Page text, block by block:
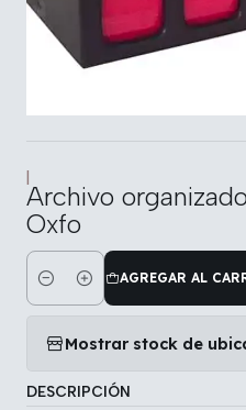
|
Archivo
Oxfo
Cantidad
AGREGAR AL
Mostrar stock de
DESCRIPCIÓN